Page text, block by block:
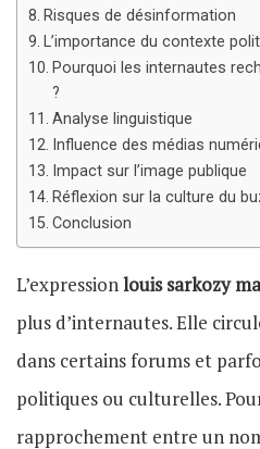
Risques de désinformation
L’importance du contexte
Pourquoi les internautes
?
Analyse linguistique
Influence des médias
Impact sur l’image publique
Réflexion sur la culture du
Conclusion
L’expressionlouis sarkozy
plus d’internautes. Elle
dans certains forums et
politiques ou culturelles.
rapprochement entre un